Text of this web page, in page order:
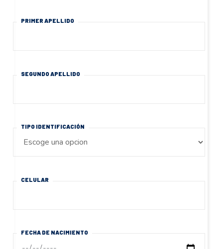
PRIMER APELLIDO
SEGUNDO APELLIDO
TIPO IDENTIFICACIÓN
CELULAR
FECHA DE NACIMIENTO